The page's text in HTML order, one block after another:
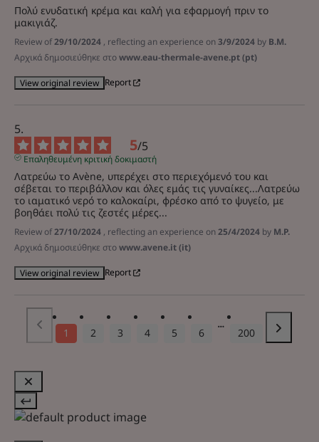
Πολύ ενυδατική κρέμα και καλή για εφαρμογή πριν το
μακιγιάζ.
Review of29/10/2024 , reflecting an experience on3/9/2024 by B.M.
Αρχικά δημοσιεύθηκε στοwww.eau-thermale-avene.pt (pt)
View original review Report
5/5
Επαληθευμένη κριτική δοκιμαστή
Λατρεύω το Avène, υπερέχει στο περιεχόμενό του και
σέβεται το περιβάλλον και όλες εμάς τις γυναίκες...Λατρεύω
το ιαματικό νερό το καλοκαίρι, φρέσκο από το ψυγείο, με
βοηθάει πολύ τις ζεστές μέρες...
Review of27/10/2024 , reflecting an experience on25/4/2024 by M.P.
Αρχικά δημοσιεύθηκε στοwww.avene.it (it)
View original review Report
1 2 3 4 5 6 200